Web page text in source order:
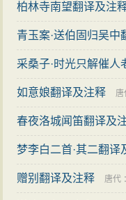
柏林寺南望翻译及注
青玉案·送伯固归吴中
采桑子·时光只解催人
如意娘翻译及注释
春夜洛城闻笛翻译及
梦李白二首·其二翻译
赠别翻译及注释 唐代